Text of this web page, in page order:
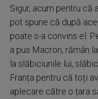
Sigur, acum pentru că
pot spune că după
poate s-a convins el.
a pus Macron, rămân
la slăbiciunile lui,
Franța pentru că toți
aplecare către o țara